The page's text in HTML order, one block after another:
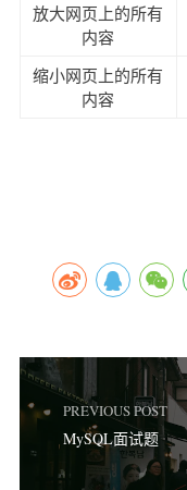
放大网页上的所有
内容
缩小网页上的所有
内容
PREVIOUS POST
MySQL面试题